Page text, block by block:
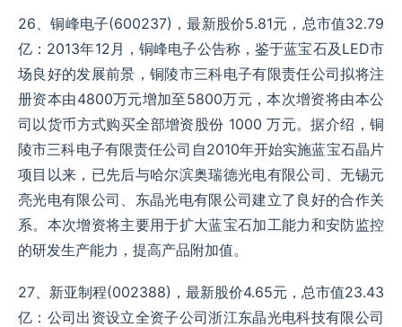
26、铜峰电子(600237)，最新股价5.81元，总市值32.79
亿：2013年12月，铜峰电子公告称，鉴于蓝宝石及LED市
场良好的发展前景，铜陵市三科电子有限责任公司拟将注
册资本由4800万元增加至5800万元，本次增资将由本公
司以货币方式购买全部增资股份 1000 万元。据介绍，铜
陵市三科电子有限责任公司自2010年开始实施蓝宝石晶片
项目以来，已先后与哈尔滨奥瑞德光电有限公司、无锡元
亮光电有限公司、东晶光电有限公司建立了良好的合作关
系。本次增资将主要用于扩大蓝宝石加工能力和安防监控
的研发生产能力，提高产品附加值。
27、新亚制程(002388)，最新股价4.65元，总市值23.43
亿：公司出资设立全资子公司浙江东晶光电科技有限公司